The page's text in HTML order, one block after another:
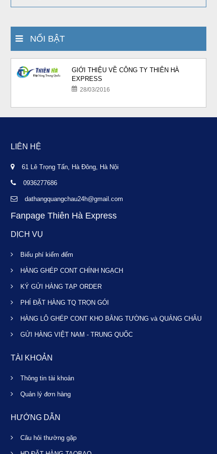
NỔI BẬT
GIỚI THIỆU VỀ CÔNG TY THIÊN HÀ
EXPRESS
28/03/2016
LIÊN HỆ
61 Lê Trọng Tấn, Hà Đông, Hà Nội
0936277686
dathangquangchau24h@gmail.com
Fanpage Thiên Hà Express
DỊCH VỤ
Biểu phí kiểm đếm
HÀNG GHÉP CONT CHÍNH NGẠCH
KÝ GỬI HÀNG TẠP ORDER
PHÍ ĐẶT HÀNG TQ TRỌN GÓI
HÀNG LÔ GHÉP CONT KHO BẰNG TƯỜNG và QUẢNG CHÂU
GỬI HÀNG VIỆT NAM - TRUNG QUỐC
TÀI KHOẢN
Thông tin tài khoản
Quản lý đơn hàng
HƯỚNG DẪN
Câu hỏi thường gặp